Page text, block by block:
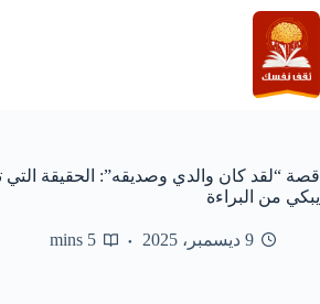
التجاوز
إلى
المحتوى
قصة “لقد كان والدي وصديقه”: الحقيقة التي
يبكي من البراءة
9 ديسمبر، 2025 5 mins